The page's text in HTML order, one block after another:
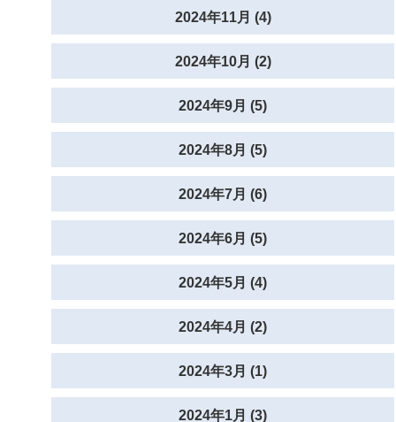
2024年11月 (4)
2024年10月 (2)
2024年9月 (5)
2024年8月 (5)
2024年7月 (6)
2024年6月 (5)
2024年5月 (4)
2024年4月 (2)
2024年3月 (1)
2024年1月 (3)